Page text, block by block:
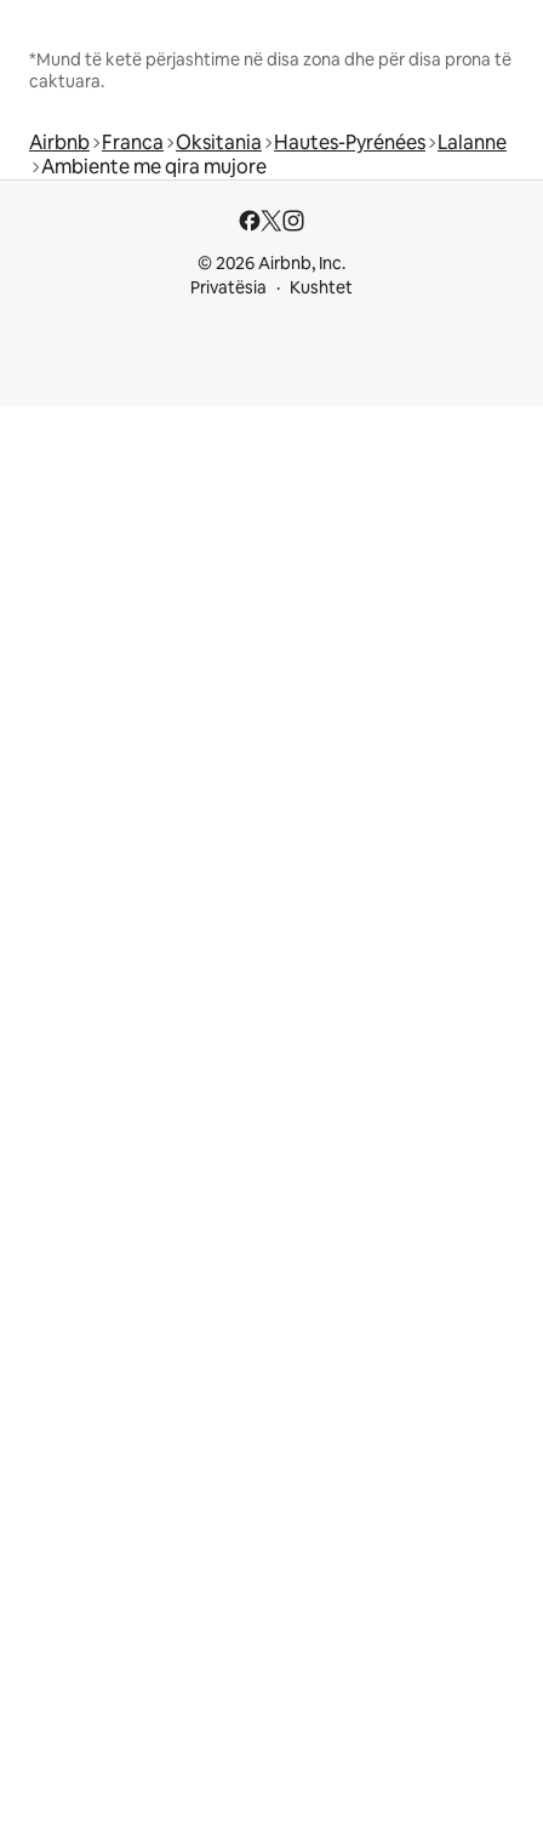
*Mund të ketë përjashtime në disa zona dhe për disa prona të
caktuara.
Airbnb Franca Oksitania Hautes-Pyrénées Lalanne
Ambiente me qira mujore
© 2026 Airbnb, Inc.
Privatësia
Kushtet